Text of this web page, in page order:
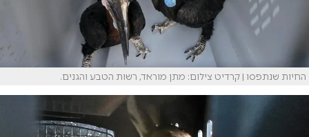
החיות שנתפסו | קרדיט צילום: מתן מוראד, רשות הטבע והגנים.